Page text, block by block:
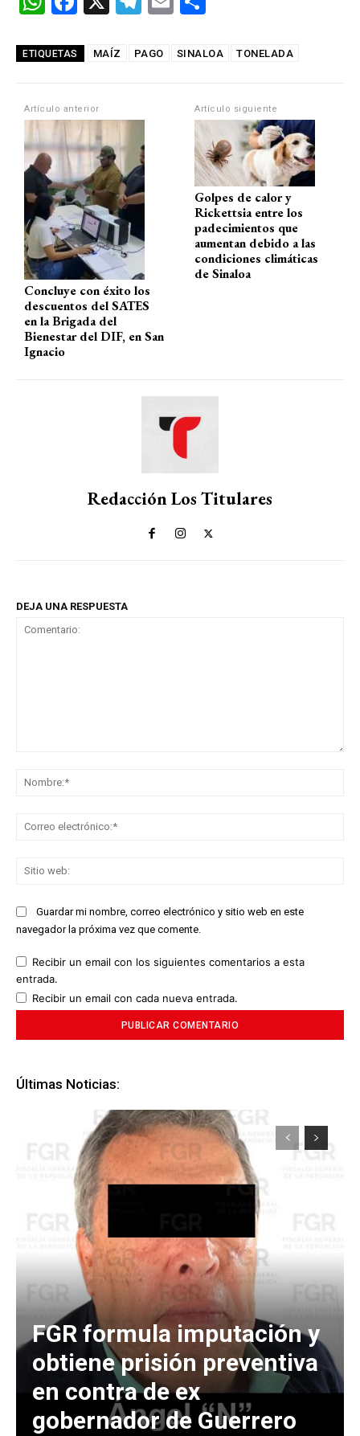
at
A
p
p
ce
o
o
k
e
m
ail m
ar
tir
ETIQUETAS MAÍZ PAGO SINALOA TONELADA
Artículo anterior
Concluye con éxito los
descuentos del SATES
en la Brigada del
Bienestar del DIF, en San
Ignacio
Artículo siguiente
Golpes de calor y
Rickettsia entre los
padecimientos que
aumentan debido a las
condiciones climáticas
de Sinaloa
Redacción Los Titulares
DEJA UNA RESPUESTA
Guardar mi nombre, correo electrónico y sitio web en este
navegador la próxima vez que comente.
Recibir un email con los siguientes comentarios a esta
entrada.
Recibir un email con cada nueva entrada.
Últimas Noticias:
FGR formula imputación y
obtiene prisión preventiva
en contra de ex
gobernador de Guerrero